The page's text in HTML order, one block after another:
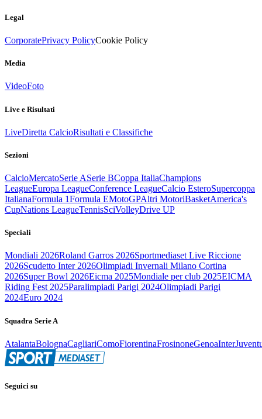
Legal
CorporatePrivacy PolicyCookie Policy
Media
VideoFoto
Live e Risultati
LiveDiretta CalcioRisultati e Classifiche
Sezioni
CalcioMercatoSerie ASerie BCoppa ItaliaChampions
LeagueEuropa LeagueConference LeagueCalcio EsteroSupercoppa
ItalianaFormula 1Formula EMotoGPAltri MotoriBasketAmerica's
CupNations LeagueTennisSciVolleyDrive UP
Speciali
Mondiali 2026Roland Garros 2026Sportmediaset Live Riccione
2026Scudetto Inter 2026Olimpiadi Invernali Milano Cortina
2026Super Bowl 2026Eicma 2025Mondiale per club 2025EICMA
Riding Fest 2025Paralimpiadi Parigi 2024Olimpiadi Parigi
2024Euro 2024
Squadra Serie A
AtalantaBolognaCagliariComoFiorentinaFrosinoneGenoaInter
Seguici su